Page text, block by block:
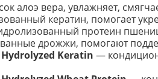
алоэ вера, увлажняет,
кератин, помогает
протеин
дрожжи, помогают
Keratin —